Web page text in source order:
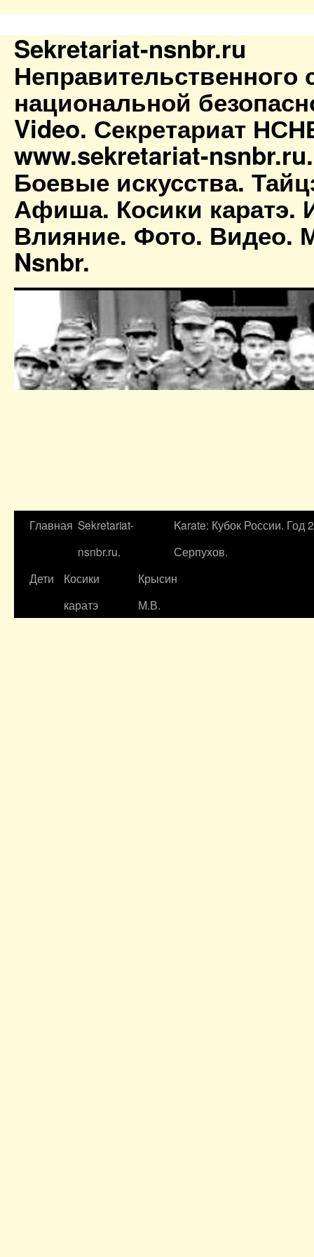
Sekretariat-nsnbr.ru
Неправительственного
национальной
Video. Секретариат
www.sekretariat-
Боевые искусства.
Афиша. Косики каратэ.
Влияние. Фото. Видео.
Nsnbr.
Главная Sekretariat-
nsnbr.ru.
Karate: Кубок России. Год
Серпухов.
Дети
Косики
каратэ
Крысин
М.В.